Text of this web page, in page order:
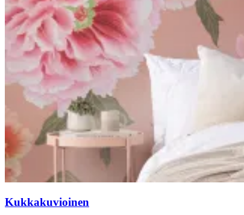
Kukkakuvioinen